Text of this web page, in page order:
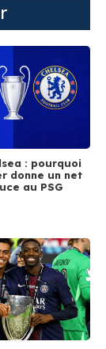
: pourquoi
donne un net
au PSG